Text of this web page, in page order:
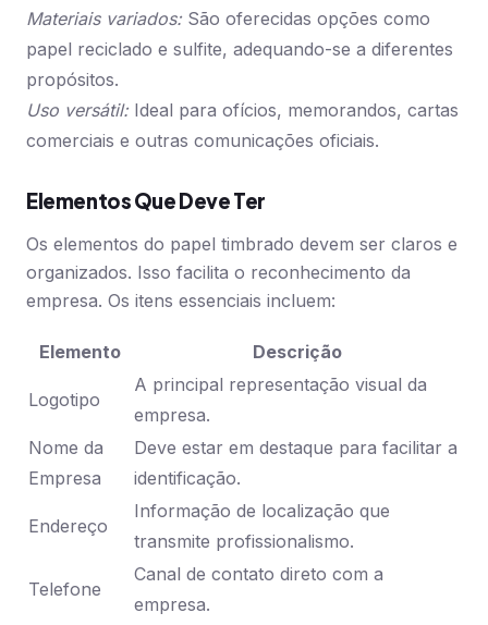
Materiais variados:São oferecidas opções como
papel reciclado e sulfite, adequando-se a diferentes
propósitos.
Uso versátil:Ideal para ofícios, memorandos, cartas
comerciais e outras comunicações oficiais.
Elementos Que Deve Ter
Os elementos do papel timbrado devem ser claros e
organizados. Isso facilita o reconhecimento da
empresa. Os itens essenciais incluem:
Elemento Descrição
Logotipo
A principal representação visual da
empresa.
Nome da
Empresa
Deve estar em destaque para facilitar a
identificação.
Endereço
Informação de localização que
transmite profissionalismo.
Telefone
Canal de contato direto com a
empresa.